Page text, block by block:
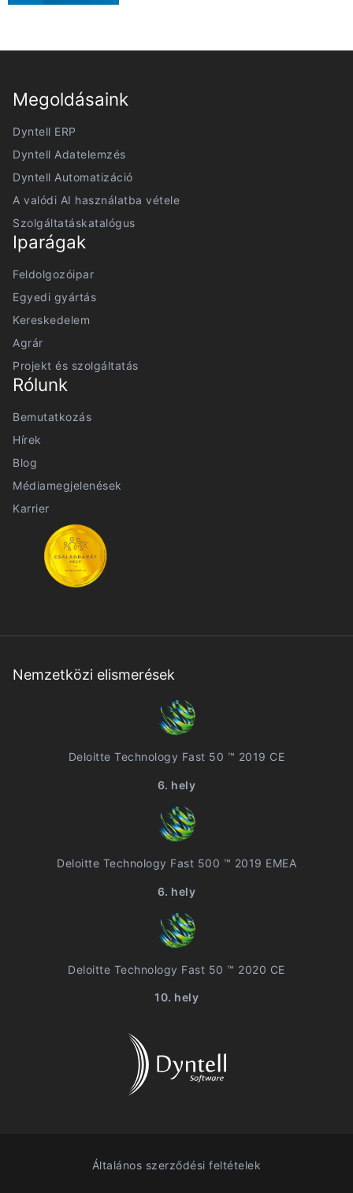
Megoldásaink
Dyntell ERP
Dyntell Adatelemzés
Dyntell Automatizáció
A valódi AI használatba vétele
Szolgáltatáskatalógus
Iparágak
Feldolgozóipar
Egyedi gyártás
Kereskedelem
Agrár
Projekt és szolgáltatás
Rólunk
Bemutatkozás
Hírek
Blog
Médiamegjelenések
Karrier
Nemzetközi elismerések
Deloitte Technology Fast 50 ™ 2019 CE
6. hely
Deloitte Technology Fast 500 ™ 2019 EMEA
6. hely
Deloitte Technology Fast 50 ™ 2020 CE
10. hely
Általános szerződési feltételek